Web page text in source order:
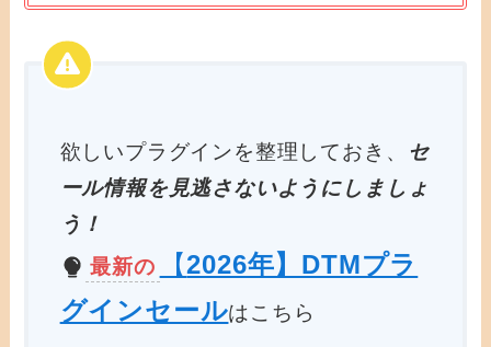
欲しいプラグインを整理しておき、
セ
ール情報を見逃さないようにしましょ
う！
最新の
【2026年】DTMプラ
グインセールはこちら